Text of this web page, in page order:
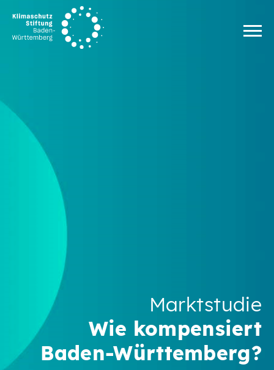
Zum Inhalt springen
Marktstudie
Wie kompensiert
Baden-Württemberg?